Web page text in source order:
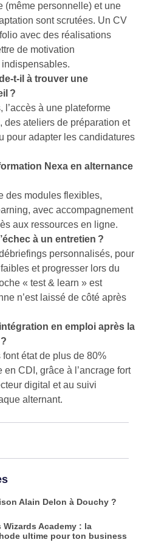
(même personnelle) et une
sont scrutées. Un CV
avec des réalisations
de motivation
t-il à trouver une
?
l’accès à une plateforme
des ateliers de préparation et
pour adapter les candidatures
Nexa en alternance
des modules flexibles,
avec accompagnement
aux ressources en ligne.
à un entretien ?
personnalisés, pour
et progresser lors du
« test & learn » est
n’est laissé de côté après
en emploi après la
font état de plus de 80%
en CDI, grâce à l’ancrage fort
digital et au suivi
alternant.
Alain Delon à Douchy ?
Wizards Academy : la
ultime pour ton business